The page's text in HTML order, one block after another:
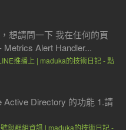
想請問一下 我在任何的頁
Alert Handler...
推播上 | maduka的技術日記 - 點
Active Directory 的功能 1.請
與群組資訊 | maduka的技術日記 -